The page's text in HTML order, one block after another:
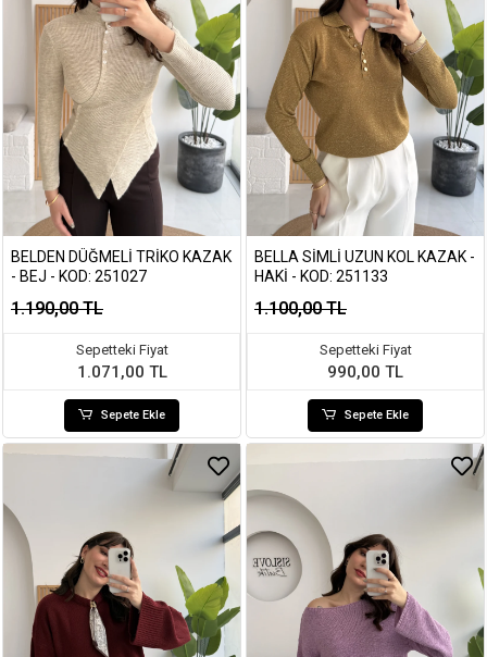
BELDEN DÜĞMELI TRIKO KAZAK
- BEJ - KOD: 251027
1.190,00 TL
Sepetteki Fiyat
1.071,00 TL
Sepete Ekle
BELLA SIMLI UZUN KOL KAZAK -
HAKI - KOD: 251133
1.100,00 TL
Sepetteki Fiyat
990,00 TL
Sepete Ekle